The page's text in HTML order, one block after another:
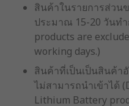
สินค้าในรายการส่วน
ประมาณ 15-20 วันทำ
products are
working days.)
สินค้าที่เป็นเป็นสินค้า
ไม่สามารถนำเข้าได้
Lithium Battery